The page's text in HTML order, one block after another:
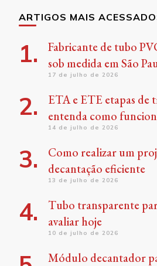
ARTIGOS MAIS
Fabricante de tubo
sob medida em São
17 de julho de 2026
ETA e ETE etapas de
entenda como
14 de julho de 2026
Como realizar um
decantação eficiente
13 de julho de 2026
Tubo transparente
avaliar hoje
10 de julho de 2026
Módulo decantador